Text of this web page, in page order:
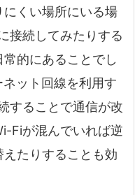
くい場所にいる場
接続してみたりする
的にあることでし
ット回線を利用す
することで通信が改
Fiが混んでいれば逆
たりすることも効